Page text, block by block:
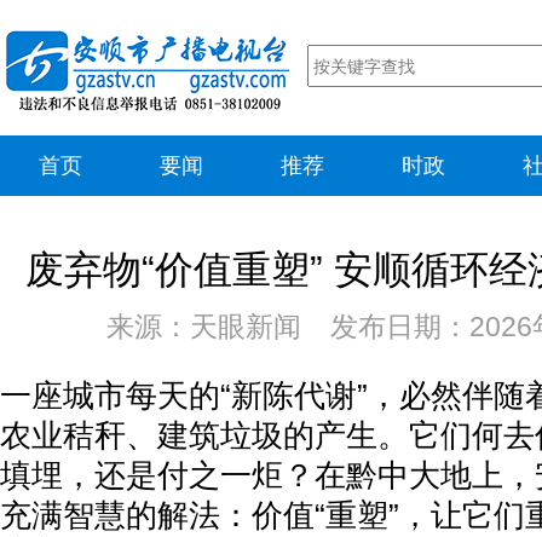
首页 要闻 推荐 时政
废弃物“价值重塑” 安顺循环
来源：天眼新闻 发布日期：2026
一座城市每天的“新陈代谢”，必然伴随
农业秸秆、建筑垃圾的产生。它们何
填埋，还是付之一炬？在黔中大地上
充满智慧的解法：价值“重塑”，让它们